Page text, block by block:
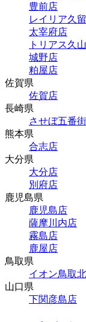
豊前店
レイリア久
太宰府店
トリアス久
城野店
粕屋店
佐賀県
佐賀店
長崎県
させぼ五番
熊本県
合志店
大分県
大分店
別府店
鹿児島県
鹿児島店
薩摩川内店
霧島店
鹿屋店
鳥取県
イオン鳥取
山口県
下関彦島店